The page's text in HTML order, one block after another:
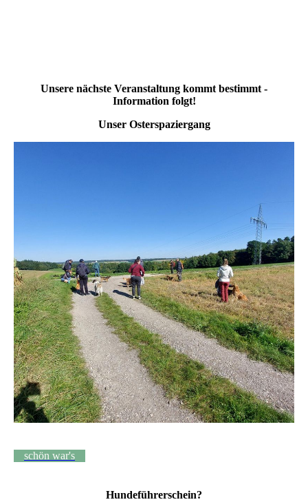
Unsere nächste Veranstaltung kommt bestimmt -
Information folgt!
Unser Osterspaziergang
schön war's
Hundeführerschein?